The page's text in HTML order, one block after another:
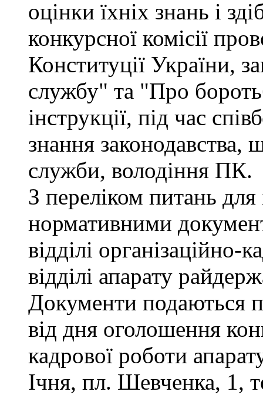
оцінки їхніх знань і
конкурсної комісії
Конституції України,
службу" та "Про
інструкції, під час
знання законодавства,
служби, володіння ПК.
З переліком питань
нормативними
відділі організаційно-
відділі апарату
Документи подаються
від дня оголошення
кадрової роботи
Ічня, пл. Шевченка, 1,